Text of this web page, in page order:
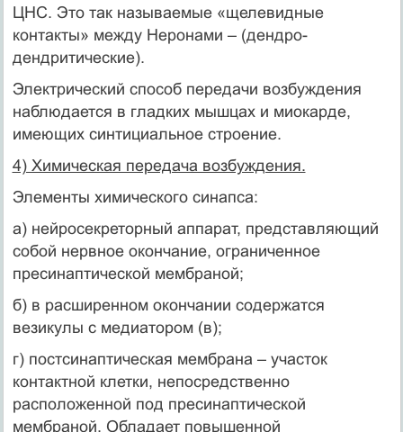
ЦНС. Это так называемые «щелевидные
контакты» между Неронами – (дендро-
дендритические).
Электрический способ передачи возбуждения
наблюдается в гладких мышцах и миокарде,
имеющих синтициальное строение.
4) Химическая передача возбуждения.
Элементы химического синапса:
а) нейросекреторный аппарат, представляющий
собой нервное окончание, ограниченное
пресинаптической мембраной;
б) в расширенном окончании содержатся
везикулы с медиатором (в);
г) постсинаптическая мембрана – участок
контактной клетки, непосредственно
расположенной под пресинаптической
мембраной. Обладает повышенной